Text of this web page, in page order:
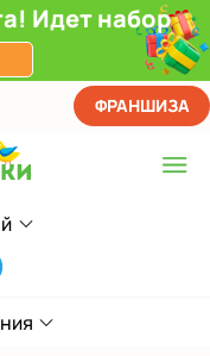
Идет набор
ФРАНШИЗА